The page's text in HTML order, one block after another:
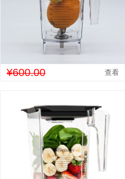
¥600.00 查看